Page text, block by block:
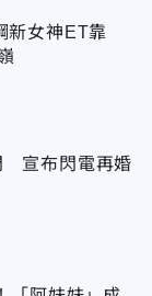
新女神ET靠
宣布閃電再婚